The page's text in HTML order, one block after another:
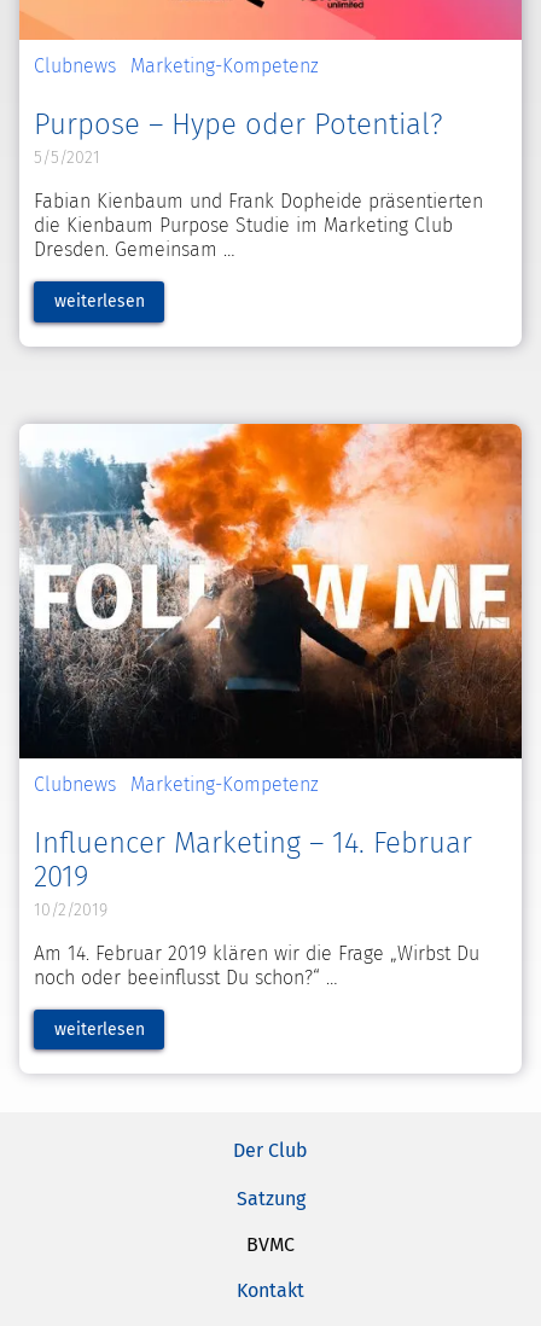
Clubnews Marketing-Kompetenz
Purpose – Hype oder Potential?
5/5/2021
Fabian Kienbaum und Frank Dopheide präsentierten
die Kienbaum Purpose Studie im Marketing Club
Dresden. Gemeinsam
weiterlesen
Clubnews Marketing-Kompetenz
Influencer Marketing – 14. Februar
2019
10/2/2019
Am 14. Februar 2019 klären wir die Frage „Wirbst Du
noch oder beeinflusst Du schon?“
weiterlesen
Der Club
Satzung
BVMC
Kontakt